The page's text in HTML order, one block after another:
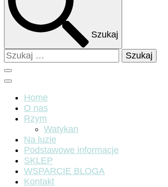
Szukaj
Szukaj:
Home
O nas
Rzym
Watykan
Na luzie
Podstawowe informacje
SKLEP
WSPARCIE BLOGA
Kontakt